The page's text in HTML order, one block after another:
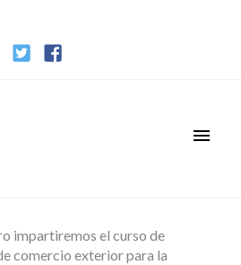
impartiremos el curso de
comercio exterior para la